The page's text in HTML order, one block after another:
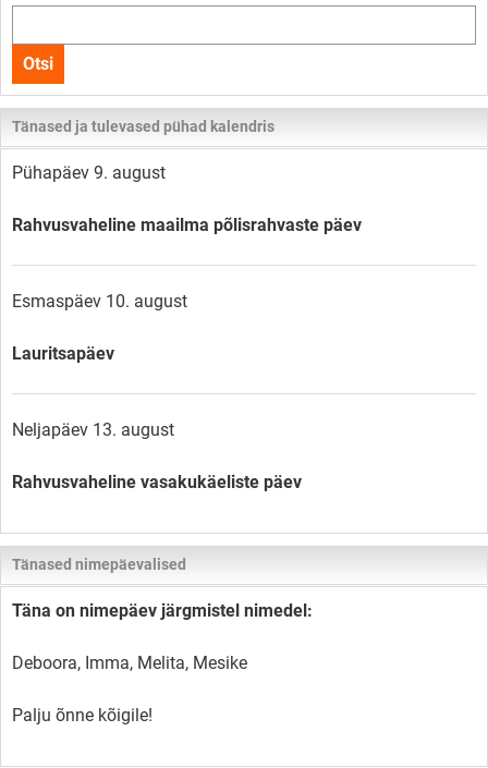
kogu
lehelt
Otsi
Tänased ja tulevased pühad kalendris
Pühapäev 9. august
Rahvusvaheline maailma põlisrahvaste päev
Esmaspäev 10. august
Lauritsapäev
Neljapäev 13. august
Rahvusvaheline vasakukäeliste päev
Tänased nimepäevalised
Täna on nimepäev järgmistel nimedel:
Deboora, Imma, Melita, Mesike
Palju õnne kõigile!